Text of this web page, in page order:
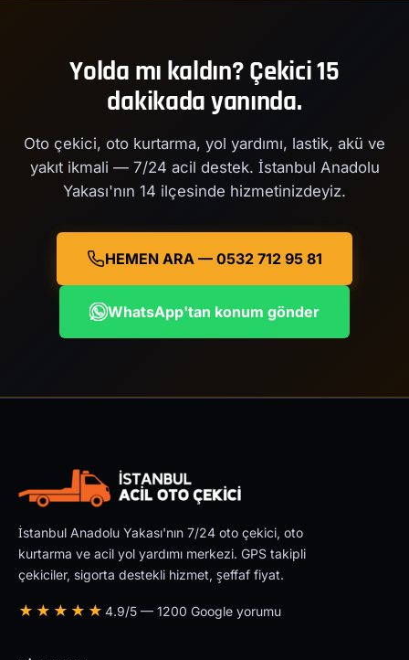
Yolda mı kaldın? Çekici 15
dakikada yanında.
Oto çekici, oto kurtarma, yol yardımı, lastik, akü ve
yakıt ikmali — 7/24 acil destek. İstanbul Anadolu
Yakası'nın 14 ilçesinde hizmetinizdeyiz.
HEMEN ARA — 0532 712 95 81
WhatsApp'tan konum gönder
İstanbul Anadolu Yakası'nın 7/24 oto çekici, oto
kurtarma ve acil yol yardımı merkezi. GPS takipli
çekiciler, sigorta destekli hizmet, şeffaf fiyat.
★★★★★ 4.9/5 — 1200 Google yorumu